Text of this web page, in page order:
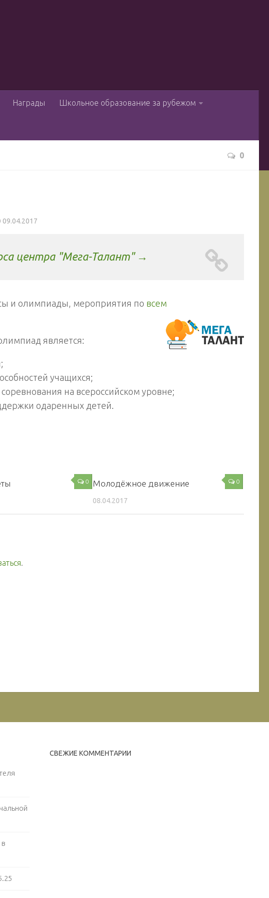
Награды Школьное образование за рубежом
0
09.04.2017
центра "Мега-Талант" →
и олимпиады, мероприятия по всем
является:
учащихся;
на всероссийском уровне;
одаренных детей.
0 0
Молодёжное движение
08.04.2017
.
СВЕЖИЕ КОММЕНТАРИИ